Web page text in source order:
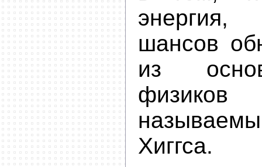
шансов
из
Хиггса.